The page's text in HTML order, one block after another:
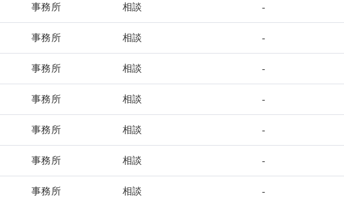
事務所 相談 -
事務所 相談 -
事務所 相談 -
事務所 相談 -
事務所 相談 -
事務所 相談 -
事務所 相談 -